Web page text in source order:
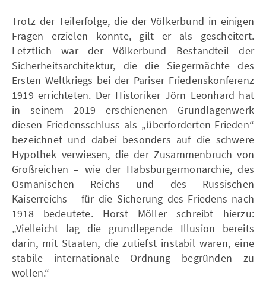
Trotz der Teilerfolge, die der Völkerbund in einigen
Fragen erzielen konnte, gilt er als gescheitert.
Letztlich war der Völkerbund Bestandteil der
Sicherheitsarchitektur, die die Siegermächte des
Ersten Weltkriegs bei der Pariser Friedenskonferenz
1919 errichteten. Der Historiker Jörn Leonhard hat
in seinem 2019 erschienenen Grundlagenwerk
diesen Friedensschluss als „überforderten Frieden“
bezeichnet und dabei besonders auf die schwere
Hypothek verwiesen, die der Zusammenbruch von
Großreichen – wie der Habsburgermonarchie, des
Osmanischen Reichs und des Russischen
Kaiserreichs – für die Sicherung des Friedens nach
1918 bedeutete. Horst Möller schreibt hierzu:
„Vielleicht lag die grundlegende Illusion bereits
darin, mit Staaten, die zutiefst instabil waren, eine
stabile internationale Ordnung begründen zu
wollen.“